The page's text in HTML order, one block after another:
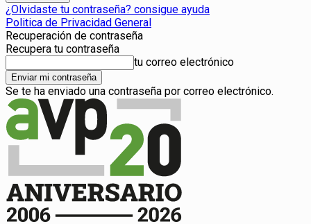
¿Olvidaste tu contraseña? consigue ayuda
Politica de Privacidad General
Recuperación de contraseña
Recupera tu contraseña
tu correo electrónico
Se te ha enviado una contraseña por correo electrónico.